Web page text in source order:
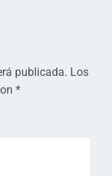
publicada. Los
*